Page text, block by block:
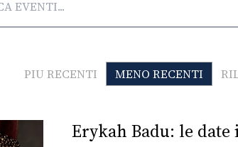
PIU RECENTI MENO RECENTI
Erykah Badu: le date